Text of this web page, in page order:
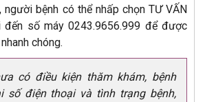
người bệnh có thể nhấp chọn TƯ VẤN
đến số máy 0243.9656.999 để được
chóng.
có điều kiện thăm khám, bệnh
số điện thoại và tình trạng bệnh,